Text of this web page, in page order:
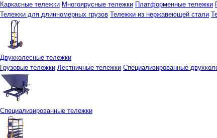
Каркасные тележки Многоярусные тележки Платформенные тележки
Тележки для длинномерных грузов Тележки из нержавеющей стали
Двухколесные тележки
Грузовые тележки Лестничные тележки Специализированные
Специализированные тележки